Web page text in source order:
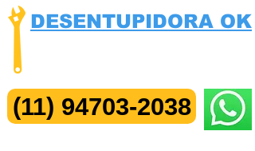
DESENTUPIDORA OK
(11) 94703-2038